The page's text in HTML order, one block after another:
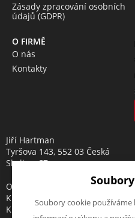
Zásady zpracování osobních
údajů (GDPR)
O FIRMĚ
O nás
Kontakty
Jiří Hartman
Tyršova 143, 552 03 Česká
Skalice, CZ
Obchodní rejstřík vedený u
Krajského soudu v Hradci
Králové, oddíl A, vložka 18553
Soubory cookie používáme